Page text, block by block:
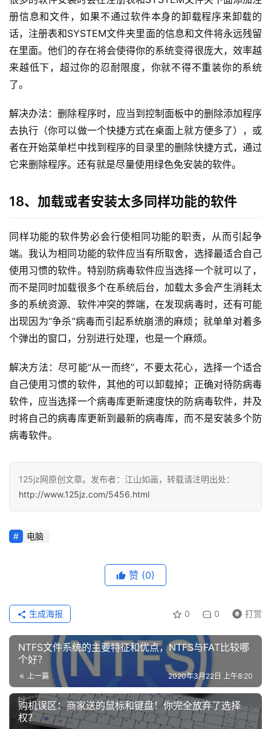
册信息和文件，如果不通过软件本身的卸载程序来卸载的
话，注册表和SYSTEM文件夹里面的信息和文件将永远残留
在里面。他们的存在将会使得你的系统变得很庞大，效率越
来越低下，超过你的忍耐限度，你就不得不重装你的系统
了。
解决办法：删除程序时，应当到控制面板中的删除添加程序
去执行（你可以做一个快捷方式在桌面上就方便多了），或
者在开始菜单栏中找到程序的目录里的删除快捷方式，通过
它来删除程序。还有就是尽量使用绿色免安装的软件。
18、加载或者安装太多同样功能的软件
同样功能的软件势必会行使相同功能的职责，从而引起争
端。我认为相同功能的软件应当有所取舍，选择最适合自己
使用习惯的软件。特别防病毒软件应当选择一个就可以了，
而不是同时加载很多个在系统后台，加载太多会产生消耗太
多的系统资源、软件冲突的弊端，在发现病毒时，还有可能
出现因为“争杀”病毒而引起系统崩溃的麻烦；就单单对着多
个弹出的窗口，分别进行处理，也是一个麻烦。
解决方法：尽可能“从一而终”，不要太花心，选择一个适合
自己使用习惯的软件，其他的可以卸载掉；正确对待防病毒
软件，应当选择一个病毒库更新速度快的防病毒软件，并及
时将自己的病毒库更新到最新的病毒库，而不是安装多个防
病毒软件。
125jz网原创文章。发布者：江山如画，转载请注明出处：
http://www.125jz.com/5456.html
电脑
赞 (0)
0 0 打赏
生成海报
NTFS文件系统的主要特征和优点，NTFS与FAT比较哪
个好？
上一篇 2020年3月22日 上午8:20
购机误区：商家送的鼠标和键盘！你完全放弃了选择
权？